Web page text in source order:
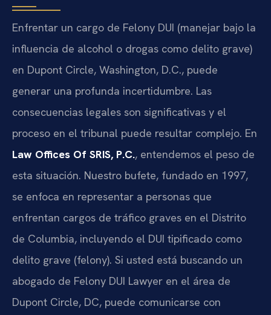
Enfrentar un cargo de Felony DUI (manejar bajo la
influencia de alcohol o drogas como delito grave)
en Dupont Circle, Washington, D.C., puede
generar una profunda incertidumbre. Las
consecuencias legales son significativas y el
proceso en el tribunal puede resultar complejo. En
Law Offices Of SRIS, P.C., entendemos el peso de
esta situación. Nuestro bufete, fundado en 1997,
se enfoca en representar a personas que
enfrentan cargos de tráfico graves en el Distrito
de Columbia, incluyendo el DUI tipificado como
delito grave (felony). Si usted está buscando un
abogado de Felony DUI Lawyer en el área de
Dupont Circle, DC, puede comunicarse con